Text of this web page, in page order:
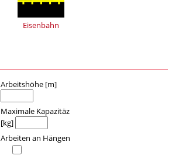
Eisenbahn
Arbeitshöhe [m]
Maximale Kapazitäz
[kg]
Arbeiten an Hängen